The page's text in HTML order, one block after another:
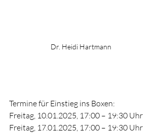
Dr. Heidi Hartmann
Termine für Einstieg ins Boxen:
Freitag, 10.01.2025, 17:00 – 19:30 Uhr
Freitag, 17.01.2025, 17:00 – 19:30 Uhr